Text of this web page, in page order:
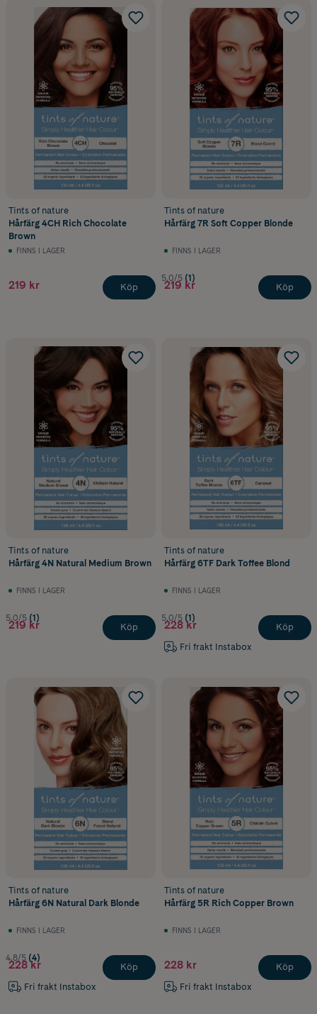
Tints of nature
Hårfärg 4CH Rich Chocolate
Brown
FINNS I LAGER
219 kr Köp
Tints of nature
Hårfärg 7R Soft Copper Blonde
FINNS I LAGER
5.0/5 (1)
219 kr Köp
Tints of nature
Hårfärg 4N Natural Medium Brown
FINNS I LAGER
5.0/5 (1)
219 kr Köp
Tints of nature
Hårfärg 6TF Dark Toffee Blond
FINNS I LAGER
5.0/5 (1)
228 kr
Fri frakt Instabox
Köp
Tints of nature
Hårfärg 6N Natural Dark Blonde
FINNS I LAGER
4.8/5 (4)
228 kr
Fri frakt Instabox
Köp
Tints of nature
Hårfärg 5R Rich Copper Brown
FINNS I LAGER
228 kr
Fri frakt Instabox
Köp